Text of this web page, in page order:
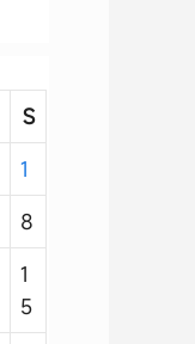
S
1
8
1
5